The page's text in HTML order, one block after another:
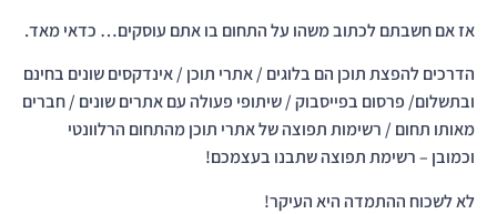
אז אם חשבתם לכתוב משהו על התחום בו אתם עוסקים… כדאי מאד.
הדרכים להפצת תוכן הם בלוגים / אתרי תוכן / אינדקסים שונים בחינם
ובתשלום/ פרסום בפייסבוק / שיתופי פעולה עם אתרים שונים / חברים
מאותו תחום / רשימות תפוצה של אתרי תוכן מהתחום הרלוונטי
וכמובן – רשימת תפוצה שתבנו בעצמכם!
לא לשכוח ההתמדה היא העיקר!